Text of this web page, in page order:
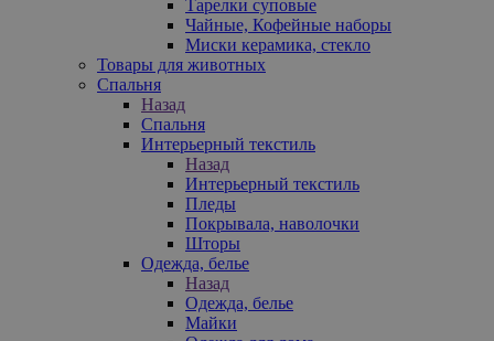
Тарелки суповые
Чайные, Кофейные наборы
Миски керамика, стекло
Товары для животных
Спальня
Назад
Спальня
Интерьерный текстиль
Назад
Интерьерный текстиль
Пледы
Покрывала, наволочки
Шторы
Одежда, белье
Назад
Одежда, белье
Майки